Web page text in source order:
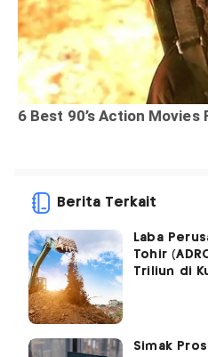
Berita Terkait
Laba
Tohir
Triliun di
Simak